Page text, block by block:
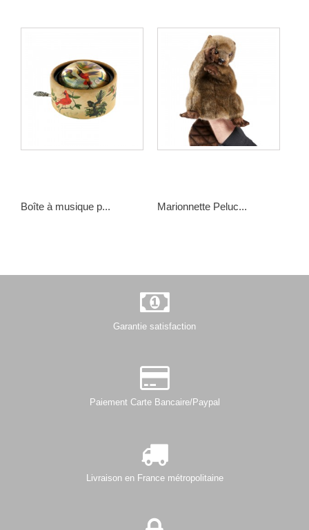
Boîte à musique p... Marionnette Peluc...
Garantie satisfaction
Paiement Carte Bancaire/Paypal
Livraison en France métropolitaine